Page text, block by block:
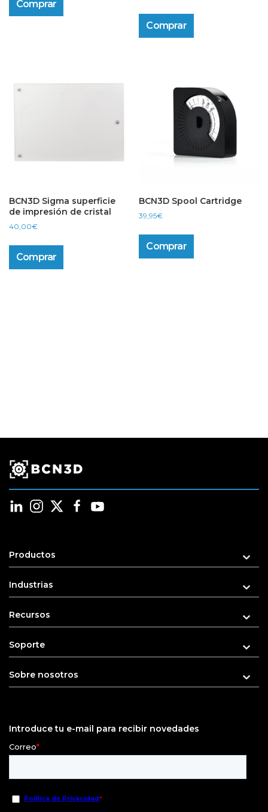
Comprar
Comprar
BCN3D Sigma superficie
de impresión de cristal
40,00€
Comprar
BCN3D Spool Cartridge
39,95€
Comprar
Productos
Industrias
Recursos
Soporte
Sobre nosotros
Introduce tu e-mail para recibir novedades